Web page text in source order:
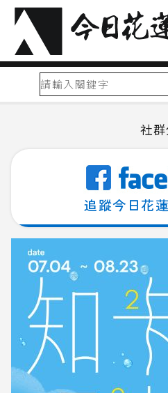
社群
追蹤今日花